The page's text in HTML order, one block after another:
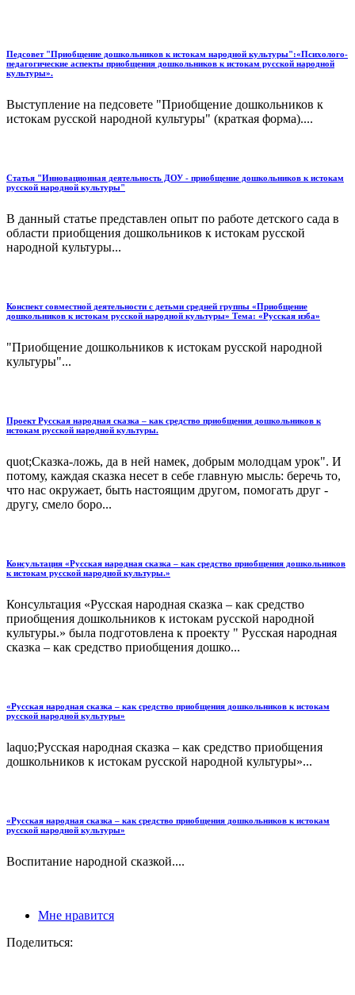
Педсовет "Приобщение дошкольников к истокам народной культуры":«Психолого-
педагогические аспекты приобщения дошкольников к истокам русской народной
культуры».
Выступление на педсовете "Приобщение дошкольников к
истокам русской народной культуры" (краткая форма)....
Статья "Инновационная деятельность ДОУ - приобщение дошкольников к истокам
русской народной культуры"
В данный статье представлен опыт по работе детского сада в
области приобщения дошкольников к истокам русской
народной культуры...
Конспект совместной деятельности с детьми средней группы «Приобщение
дошкольников к истокам русской народной культуры» Тема: «Русская изба»
"Приобщение дошкольников к истокам русской народной
культуры"...
Проект Русская народная сказка – как средство приобщения дошкольников к
истокам русской народной культуры.
quot;Сказка-ложь, да в ней намек, добрым молодцам урок". И
потому, каждая сказка несет в себе главную мысль: беречь то,
что нас окружает, быть настоящим другом, помогать друг -
другу, смело боро...
Консультация «Русская народная сказка – как средство приобщения дошкольников
к истокам русской народной культуры.»
Консультация «Русская народная сказка – как средство
приобщения дошкольников к истокам русской народной
культуры.» была подготовлена к проекту " Русская народная
сказка – как средство приобщения дошко...
«Русская народная сказка – как средство приобщения дошкольников к истокам
русской народной культуры»
laquo;Русская народная сказка – как средство приобщения
дошкольников к истокам русской народной культуры»...
«Русская народная сказка – как средство приобщения дошкольников к истокам
русской народной культуры»
Воспитание народной сказкой....
Мне нравится
Поделиться: